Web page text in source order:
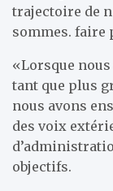
trajectoire de
sommes. faire
«Lorsque
tant que plus
nous avons
des voix
objectifs.